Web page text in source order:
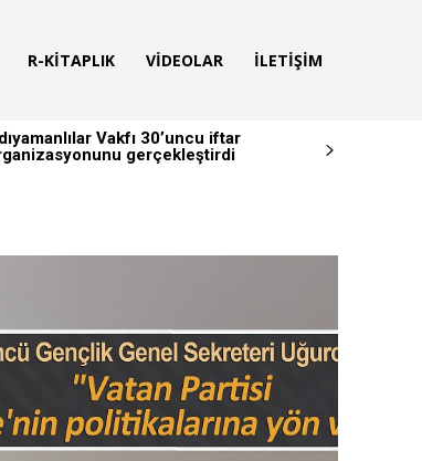
R-KITAPLIK VIDEOLAR İLETIŞIM
Vakfı 30’uncu iftar
gerçekleştirdi